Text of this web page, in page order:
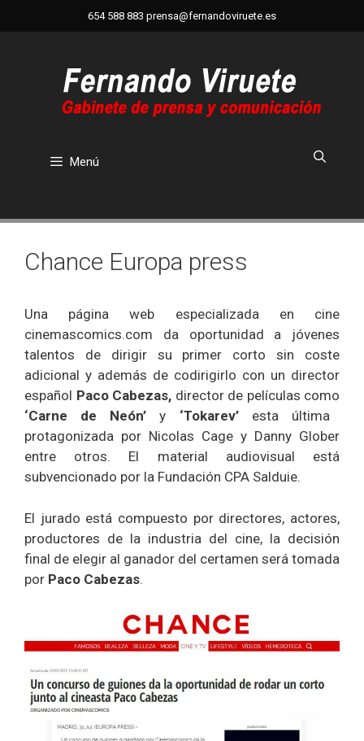
654 588 883 prensa@fernandoviruete.es
Menú
Chance Europa press
Una página web especializada en cine
cinemascomics.com da oportunidad a jóvenes
talentos de dirigir su primer corto sin coste
adicional y además de codirigirlo con un director
español Paco Cabezas, director de películas como
‘Carne de Neón’ y ‘Tokarev’esta última
protagonizada por Nicolas Cage y Danny Glober
entre otros. El material audiovisual está
subvencionado por la Fundación CPA Salduie.
El jurado está compuesto por directores, actores,
productores de la industria del cine, la decisión
final de elegir al ganador del certamen será tomada
por Paco Cabezas.